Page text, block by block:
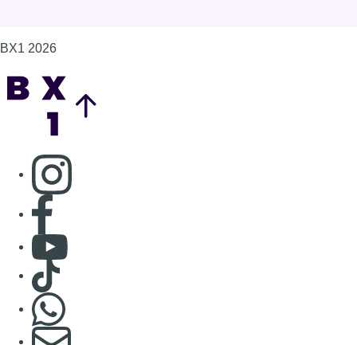
BX1 2026
Consulter page Instagram
Consulter page Facebook
Consulter Youtube
Consulter TikTok
S'abonner à notre newsletter